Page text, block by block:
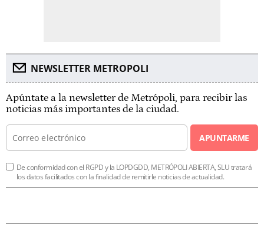
NEWSLETTER METROPOLI
Apúntate a la newsletter de Metrópoli, para recibir las
noticias más importantes de la ciudad.
APUNTARME
De conformidad con el RGPD y la LOPDGDD, METRÓPOLI ABIERTA, SLU tratará
los datos facilitados con la finalidad de remitirle noticias de actualidad.